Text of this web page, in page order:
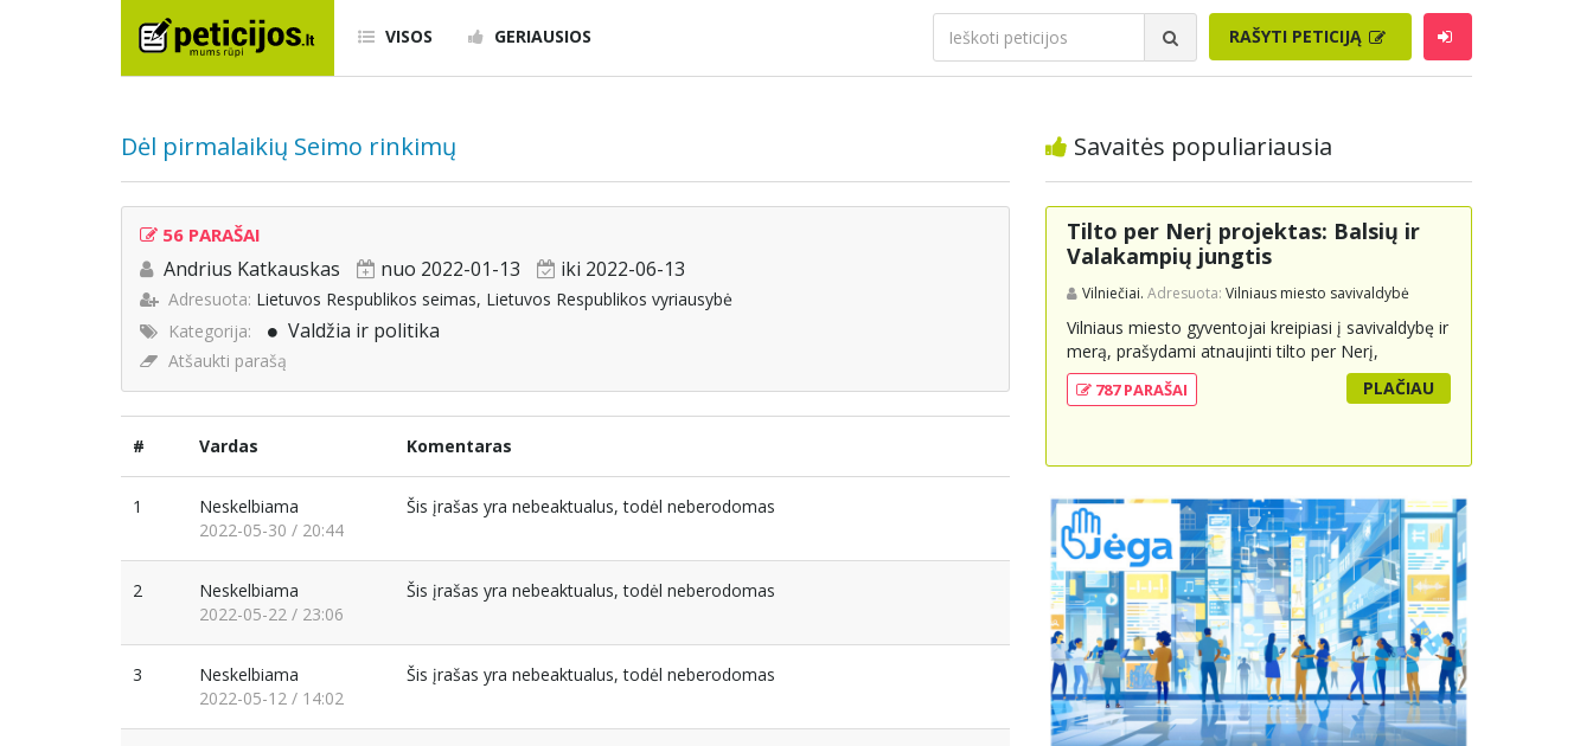
VISOS GERIAUSIOS RAŠYTI PETICIJĄ
Dėl pirmalaikių Seimo rinkimų
56 PARAŠAI
Andrius Katkauskas nuo 2022-01-13 iki 2022-06-13
Adresuota: Lietuvos Respublikos seimas, Lietuvos Respublikos vyriausybė
Kategorija:
Valdžia ir politika
Atšaukti parašą
# Vardas Komentaras
1
Neskelbiama
2022-05-30 / 20:44
Šis įrašas yra nebeaktualus, todėl neberodomas
2
Neskelbiama
2022-05-22 / 23:06
Šis įrašas yra nebeaktualus, todėl neberodomas
3
Neskelbiama
2022-05-12 / 14:02
Šis įrašas yra nebeaktualus, todėl neberodomas
Savaitės populiariausia
Tilto per Nerį projektas: Balsių ir
Valakampių jungtis
Vilniečiai. Adresuota: Vilniaus miesto savivaldybė
Vilniaus miesto gyventojai kreipiasi į savivaldybę ir
merą, prašydami atnaujinti tilto per Nerį,
jungiančio Balsių ir Valakampių kryptis, projektą ir
įtraukti jį į miesto strateginius susisiekimo planus.
plėtrą bei darnų judumą, suteikdamas daugiau
susisiekimo galimybių tiek automobiliams, tiek
viešajam transportui, pėstiesiems ir
dviratininkams. Gyventojai ragina atlikti techninę,
ekonominę ir transporto analizę, organizuoti
viešas konsultacijas ir integruoti projektą į
ilgalaikius miesto planus, siekiant užtikrinti
transporto sistemos patikimumą ir prisitaikymą
prie sparčiai augančio miesto poreikių.
787 PARAŠAI PLAČIAU